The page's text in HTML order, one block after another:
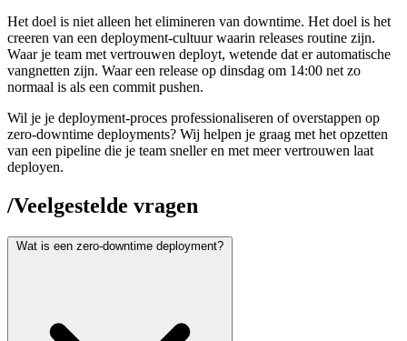
Het doel is niet alleen het elimineren van downtime. Het doel is het
creeren van een deployment-cultuur waarin releases routine zijn.
Waar je team met vertrouwen deployt, wetende dat er automatische
vangnetten zijn. Waar een release op dinsdag om 14:00 net zo
normaal is als een commit pushen.
Wil je je deployment-proces professionaliseren of overstappen op
zero-downtime deployments? Wij helpen je graag met het opzetten
van een pipeline die je team sneller en met meer vertrouwen laat
deployen.
/Veelgestelde vragen
Wat is een zero-downtime deployment?